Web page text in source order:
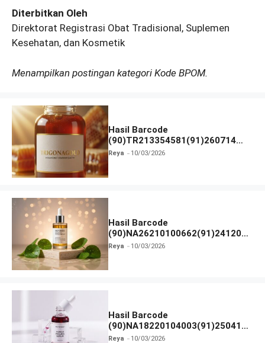
Diterbitkan Oleh
Direktorat Registrasi Obat Tradisional, Suplemen
Kesehatan, dan Kosmetik
Menampilkan postingan kategori Kode BPOM.
Hasil Barcode
(90)TR213354581(91)260714
dan Izin BPOM
Reya 10/03/2026
Hasil Barcode
(90)NA26210100662(91)241203
dan Izin BPOM
Reya 10/03/2026
Hasil Barcode
(90)NA18220104003(91)250418
dan Izin BPOM
Reya 10/03/2026